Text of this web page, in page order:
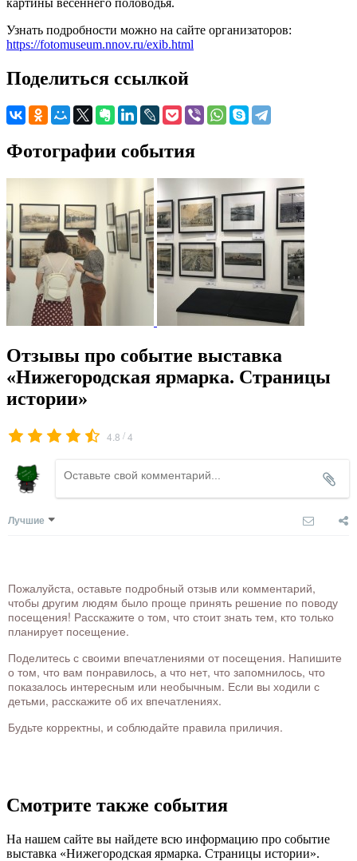
картины весеннего половодья.
Узнать подробности можно на сайте организаторов:
https://fotomuseum.nnov.ru/exib.html
Поделиться ссылкой
Фотографии события
Отзывы про событие выставка
«Нижегородская ярмарка. Страницы
истории»
4.8 /4
Лучшие
Пожалуйста, оставьте подробный отзыв или комментарий,
чтобы другим людям было проще принять решение по поводу
посещения! Расскажите о том, что стоит знать тем, кто только
планирует посещение.
Поделитесь с своими впечатлениями от посещения. Напишите
о том, что вам понравилось, а что нет, что запомнилось, что
показалось интересным или необычным. Если вы ходили с
детьми, расскажите об их впечатлениях.
Будьте корректны, и соблюдайте правила приличия.
Смотрите также события
На нашем сайте вы найдете всю информацию про событие
выставка «Нижегородская ярмарка. Страницы истории».